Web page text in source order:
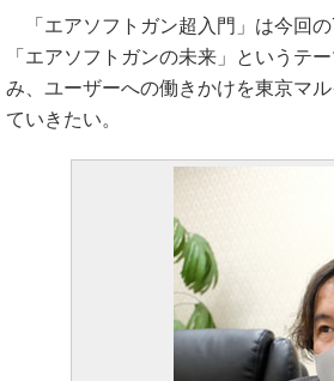
「エアソフトガン超入門」は今回
「エアソフトガンの未来」というテ
み、ユーザーへの働きかけを東京マ
ていきたい。